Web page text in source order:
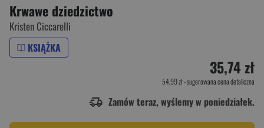
Krwawe dziedzictwo
Kristen Ciccarelli
KSIĄŻKA
35,74 zł
54,99 zł- sugerowana cena detaliczna
Zamów teraz, wyślemy w poniedziałek.